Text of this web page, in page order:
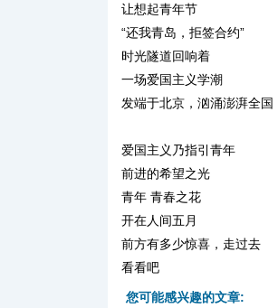
让想起青年节
“还我青岛，拒签合约”
时光隧道回响着
一场爱国主义学潮
发端于北京，汹涌澎湃全国
爱国主义乃指引青年
前进的希望之光
青年 青春之花
开在人间五月
前方有多少惊喜，走过去
看看吧
您可能感兴趣的文章: